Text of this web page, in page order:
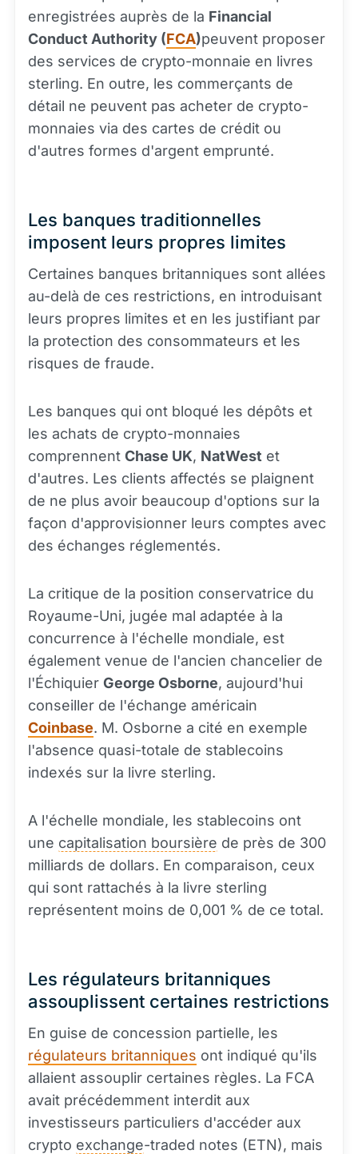
enregistrées auprès de la Financial
Conduct Authority (FCA)peuvent proposer
des services de crypto-monnaie en livres
sterling. En outre, les commerçants de
détail ne peuvent pas acheter de crypto-
monnaies via des cartes de crédit ou
d'autres formes d'argent emprunté.
Les banques traditionnelles
imposent leurs propres limites
Certaines banques britanniques sont allées
au-delà de ces restrictions, en introduisant
leurs propres limites et en les justifiant par
la protection des consommateurs et les
risques de fraude.
Les banques qui ont bloqué les dépôts et
les achats de crypto-monnaies
comprennent Chase UK, NatWest et
d'autres. Les clients affectés se plaignent
de ne plus avoir beaucoup d'options sur la
façon d'approvisionner leurs comptes avec
des échanges réglementés.
La critique de la position conservatrice du
Royaume-Uni, jugée mal adaptée à la
concurrence à l'échelle mondiale, est
également venue de l'ancien chancelier de
l'Échiquier George Osborne, aujourd'hui
conseiller de l'échange américain
Coinbase. M. Osborne a cité en exemple
l'absence quasi-totale de stablecoins
indexés sur la livre sterling.
A l'échelle mondiale, les stablecoins ont
une capitalisation boursière de près de 300
milliards de dollars. En comparaison, ceux
qui sont rattachés à la livre sterling
représentent moins de 0,001 % de ce total.
Les régulateurs britanniques
assouplissent certaines restrictions
En guise de concession partielle, les
régulateurs britanniques ont indiqué qu'ils
allaient assouplir certaines règles. La FCA
avait précédemment interdit aux
investisseurs particuliers d'accéder aux
crypto exchange-traded notes (ETN), mais